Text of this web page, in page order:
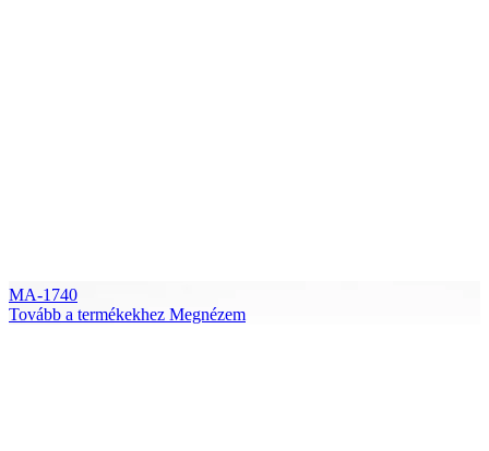
MA-1740
Tovább a termékekhez Megnézem